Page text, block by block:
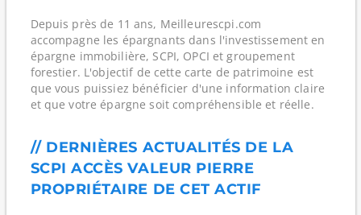
Depuis près de 11 ans, Meilleurescpi.com
accompagne les épargnants dans l'investissement en
épargne immobilière, SCPI, OPCI et groupement
forestier. L'objectif de cette carte de patrimoine est
que vous puissiez bénéficier d'une information claire
et que votre épargne soit compréhensible et réelle.
// DERNIÈRES ACTUALITÉS DE LA
SCPI ACCÈS VALEUR PIERRE
PROPRIÉTAIRE DE CET ACTIF